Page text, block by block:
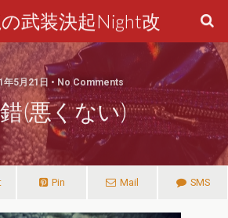
武装決起Night改
年5月21日 • No Comments
(悪くない)
Pin Mail SMS